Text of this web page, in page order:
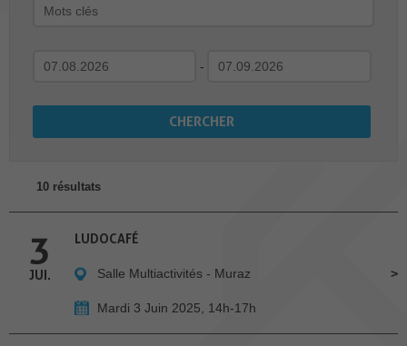
-
10 résultats
3
JUI.
LUDOCAFÉ
Salle Multiactivités - Muraz
Mardi 3 Juin 2025, 14h-17h